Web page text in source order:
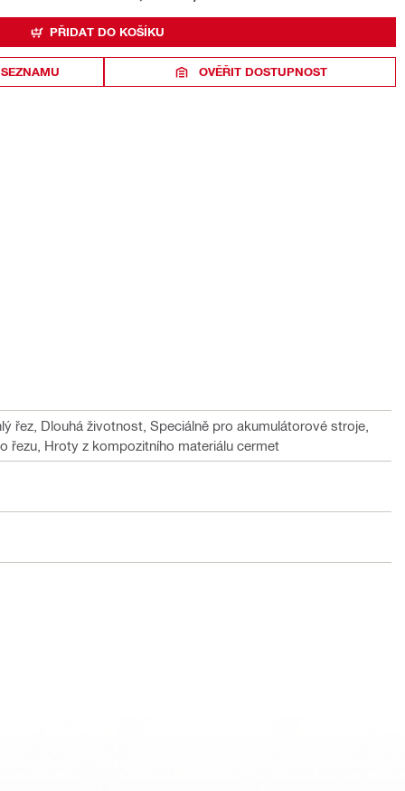
PŘIDAT DO KOŠÍKU
OVĚŘIT DOSTUPNOST
řez, Dlouhá životnost, Speciálně pro akumulátorové stroje,
řezu, Hroty z kompozitního materiálu cermet